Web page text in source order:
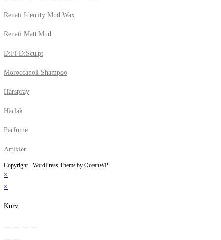
Renati Identity Mud Wax
Renati Matt Mud
D:Fi D:Sculpt
Moroccanoil Shampoo
Hårspray
Hårlak
Parfume
Artikler
Copyright - WordPress Theme by OceanWP
×
×
Kurv